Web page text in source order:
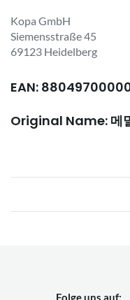
Kopa GmbH
Siemensstraße 45
69123 Heidelberg
EAN:
Original Name: 메
Folge uns auf: